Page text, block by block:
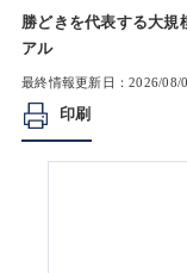
勝どきを代表する大規
アル
最終情報更新日：2026/08/
印刷